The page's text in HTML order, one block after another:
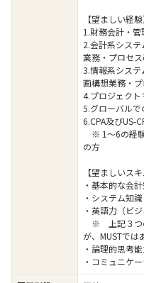
【望ましい経験
1.財務会計・
2.会計系シス
業務・プロセ
3.情報系システ
画構想業務・
4.プロジェク
5.グローバル
6.CPA及びUS-
※ 1～6の経験
の方
【望ましいスキ
・基本的な会
・システム知識
・英語力（ビ
※ 上記３つ
が、MUSTでは
・論理的思考
・コミュニケ